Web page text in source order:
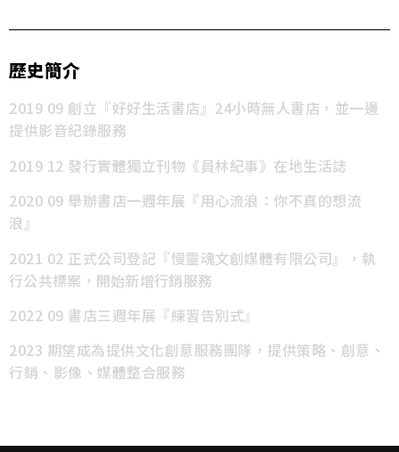
歷史簡介
2019 09 創立『好好生活書店』24小時無人書店，並一邊
提供影音紀錄服務
2019 12 發行實體獨立刊物《員林紀事》在地生活誌
2020 09 舉辦書店一週年展『用心流浪：你不真的想流
浪』
2021 02 正式公司登記『慢靈魂文創媒體有限公司』， 執
行公共標案，開始新增行銷服務
2022 09 書店三週年展『練習告別式』
2023 期望成為提供文化創意服務團隊，提供策略、創意、
行銷、影像、媒體整合服務